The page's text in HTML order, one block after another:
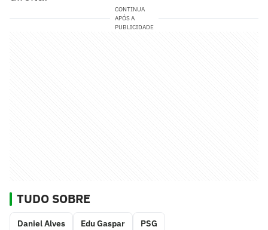
CONTINUA
APÓS A
PUBLICIDADE
TUDO SOBRE
Daniel Alves Edu Gaspar PSG